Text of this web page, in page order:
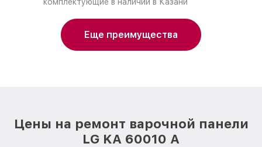
Еще преимущества
Цены на ремонт варочной панели
LG KA 60010 A